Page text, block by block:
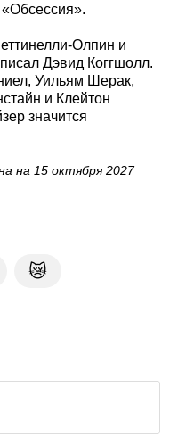
Олпин и
Дэвид Коггшолл.
Уильям Шерак,
и Клейтон
значится
на 15 октября 2027
😿